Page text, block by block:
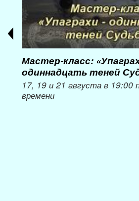
Мастер-класс:
одиннадцать теней
17, 19 и 21 августа в 19:00
времени